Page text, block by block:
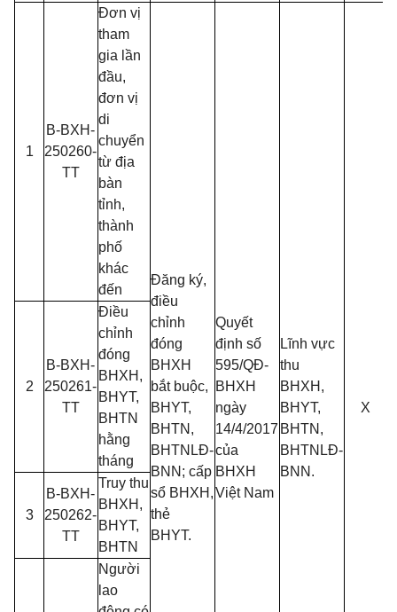
1
B-BXH-
250260-
TT
Đơn vị
tham
gia lần
đầu,
đơn vị
di
chuyển
từ địa
bàn
tỉnh,
thành
phố
khác
đến
Đăng ký,
điều
chỉnh
đóng
BHXH
bắt buộc,
BHYT,
BHTN,
BHTNLĐ-
BNN; cấp
sổ BHXH,
thẻ
BHYT.
Quyết
định số
595/QĐ-
BHXH
ngày
14/4/2017
của
BHXH
Việt Nam
Lĩnh vực
thu
BHXH,
BHYT,
BHTN,
BHTNLĐ-
BNN.
X
2
B-BXH-
250261-
TT
Điều
chỉnh
đóng
BHXH,
BHYT,
BHTN
hằng
tháng
3
B-BXH-
250262-
TT
Truy thu
BHXH,
BHYT,
BHTN
Người
lao